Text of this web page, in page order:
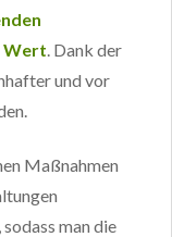
Wert. Dank der
und vor
Maßnahmen
man die